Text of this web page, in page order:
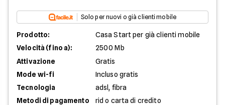
Solo per nuovi o già clienti mobile
Prodotto:
Casa Start per già clienti mobile
Velocità (fino a):
2500 Mb
Attivazione
Gratis
Mode wi-fi
Incluso gratis
Tecnologia
adsl, fibra
Metodi di pagamento
rid o carta di credito